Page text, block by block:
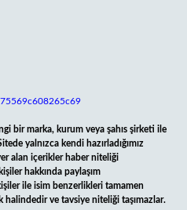
bir marka, kurum veya şahıs şirketi ile
yalnızca kendi hazırladığımız
alan içerikler haber niteliği
hakkında paylaşım
ile isim benzerlikleri tamamen
ve tavsiye niteliği taşımazlar.